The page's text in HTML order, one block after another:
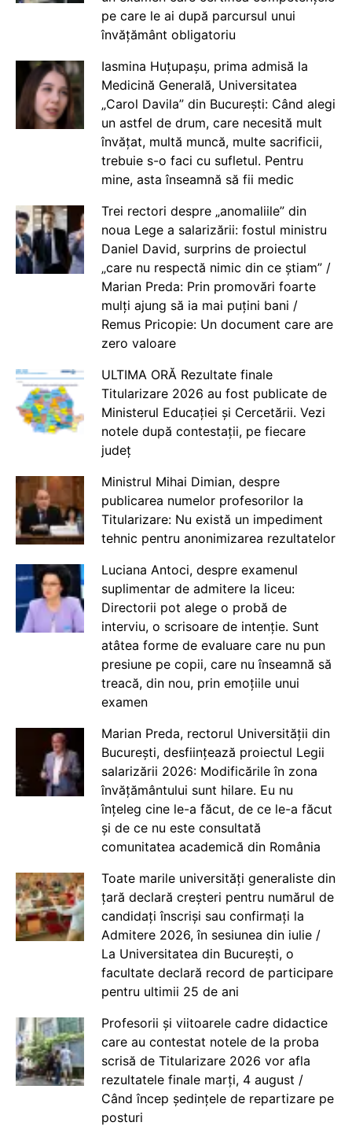
pe care le ai după parcursul unui
învățământ obligatoriu
Iasmina Huțupașu, prima admisă la
Medicină Generală, Universitatea
„Carol Davila” din București: Când alegi
un astfel de drum, care necesită mult
învățat, multă muncă, multe sacrificii,
trebuie s-o faci cu sufletul. Pentru
mine, asta înseamnă să fii medic
Trei rectori despre „anomaliile” din
noua Lege a salarizării: fostul ministru
Daniel David, surprins de proiectul
„care nu respectă nimic din ce știam” /
Marian Preda: Prin promovări foarte
mulți ajung să ia mai puțini bani /
Remus Pricopie: Un document care are
zero valoare
ULTIMA ORĂ Rezultate finale
Titularizare 2026 au fost publicate de
Ministerul Educației și Cercetării. Vezi
notele după contestații, pe fiecare
județ
Ministrul Mihai Dimian, despre
publicarea numelor profesorilor la
Titularizare: Nu există un impediment
tehnic pentru anonimizarea rezultatelor
Luciana Antoci, despre examenul
suplimentar de admitere la liceu:
Directorii pot alege o probă de
interviu, o scrisoare de intenție. Sunt
atâtea forme de evaluare care nu pun
presiune pe copii, care nu înseamnă să
treacă, din nou, prin emoțiile unui
examen
Marian Preda, rectorul Universității din
București, desființează proiectul Legii
salarizării 2026: Modificările în zona
învățământului sunt hilare. Eu nu
înțeleg cine le-a făcut, de ce le-a făcut
și de ce nu este consultată
comunitatea academică din România
Toate marile universități generaliste din
țară declară creșteri pentru numărul de
candidați înscriși sau confirmați la
Admitere 2026, în sesiunea din iulie /
La Universitatea din București, o
facultate declară record de participare
pentru ultimii 25 de ani
Profesorii și viitoarele cadre didactice
care au contestat notele de la proba
scrisă de Titularizare 2026 vor afla
rezultatele finale marți, 4 august /
Când încep ședințele de repartizare pe
posturi